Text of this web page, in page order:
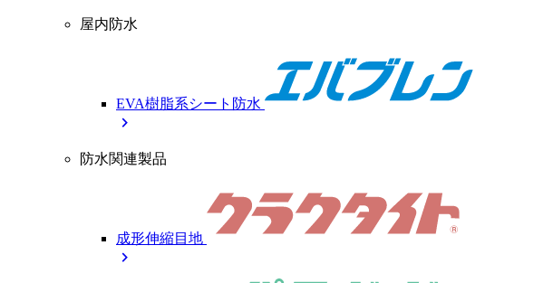
屋内防水
EVA樹脂系シート防水
chevron_right
防水関連製品
成形伸縮目地
chevron_right